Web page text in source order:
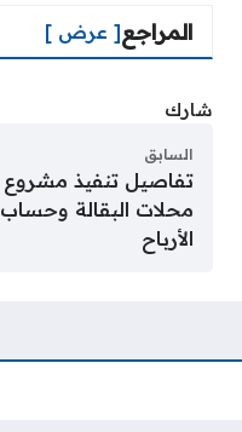
المراجع[ عرض ]
شارك
السابق
تفاصيل تنفيذ مشروع
محلات البقالة وحساب
الأرباح